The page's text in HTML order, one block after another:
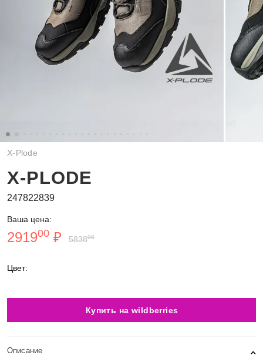
X-Plode
X-PLODE
247822839
Ваша цена:
291900 ₽ 583800
Цвет:
Купить на wildberries
Описание